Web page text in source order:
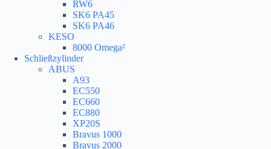
RW6
SK6 PA45
SK6 PA46
KESO
8000 Omega²
Schließzylinder
ABUS
A93
EC550
EC660
EC880
XP20S
Bravus 1000
Bravus 2000